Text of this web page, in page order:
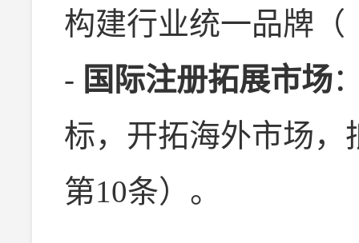
构建行业统一品牌（
- 国际注册拓展市场
标，开拓海外市场，
第10条）。